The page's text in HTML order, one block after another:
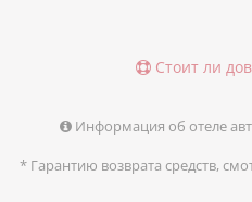
Стоит ли
Информация об отеле
* Гарантию возврата средств,